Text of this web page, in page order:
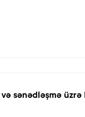
sənədləşmə üzrə